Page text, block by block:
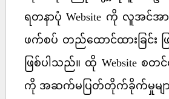
ရတနာပုံ Website ကို လူအင်အာ
ဖက်စပ် တည်ထောင်ထားခြင်း ဖြ
ဖြစ်ပါသည်။ ထို Website စတ
ကို အဆက်မပြတ်တိုက်ခိုက်မှုမျာ